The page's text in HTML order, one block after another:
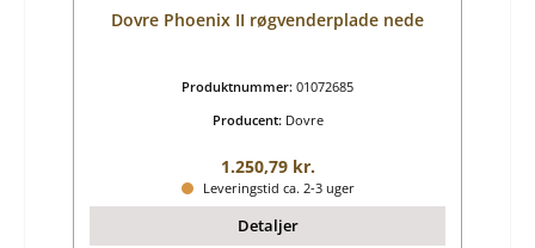
Dovre Phoenix II røgvenderplade nede
Produktnummer: 01072685
Producent: Dovre
Almindelig pris:
1.250,79 kr.
Leveringstid ca. 2-3 uger
Detaljer